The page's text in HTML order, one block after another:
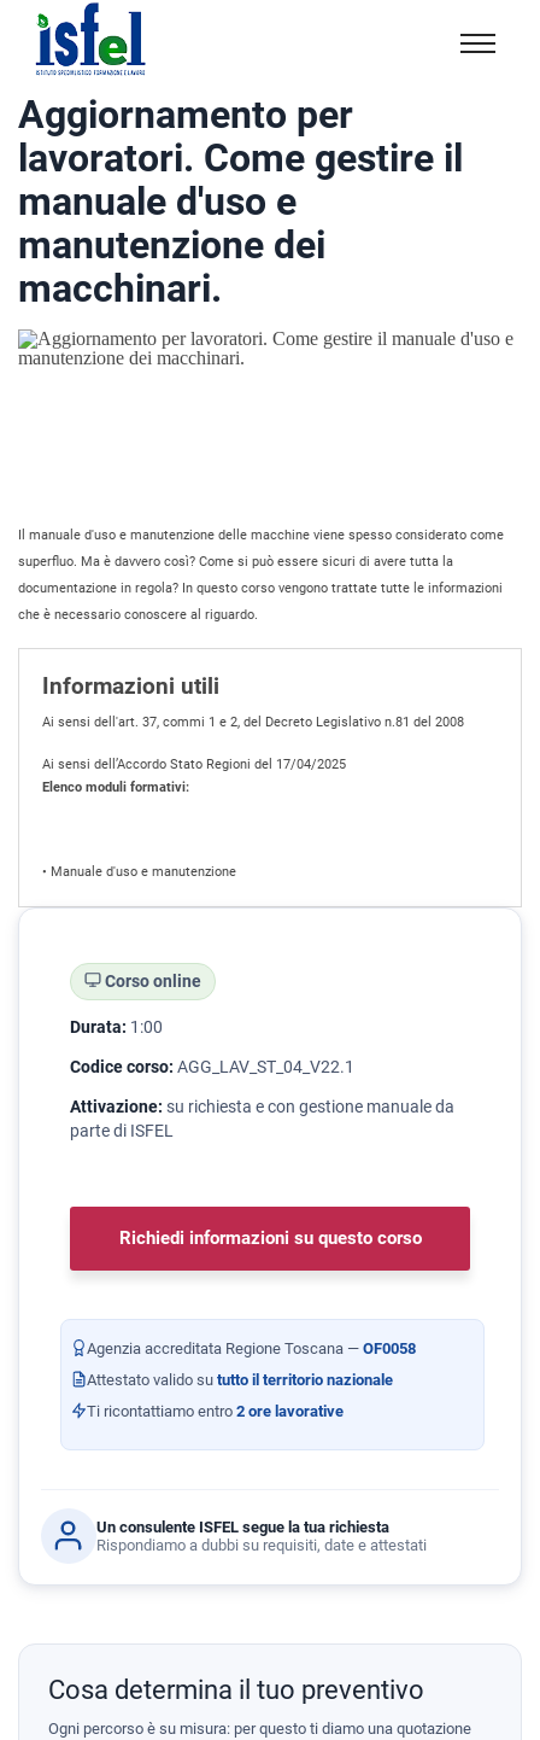
Isfel
Istituto
specialistico
formazione
e
lavoro
Aggiornamento per
lavoratori. Come gestire il
manuale d'uso e
manutenzione dei
macchinari.
Il manuale d'uso e manutenzione delle macchine viene spesso considerato come
superfluo. Ma è davvero così? Come si può essere sicuri di avere tutta la
documentazione in regola? In questo corso vengono trattate tutte le informazioni
che è necessario conoscere al riguardo.
Informazioni utili
Ai sensi dell'art. 37, commi 1 e 2, del Decreto Legislativo n.81 del 2008
Ai sensi dell’Accordo Stato Regioni del 17/04/2025
Elenco moduli formativi:
• Manuale d'uso e manutenzione
Corso online
Durata: 1:00
Codice corso: AGG_LAV_ST_04_V22.1
Attivazione: su richiesta e con gestione manuale da
parte di ISFEL
Richiedi informazioni su questo corso
Agenzia accreditata Regione Toscana — OF0058
Attestato valido su tutto il territorio nazionale
Ti ricontattiamo entro 2 ore lavorative
Un consulente ISFEL segue la tua richiesta
Rispondiamo a dubbi su requisiti, date e attestati
Cosa determina il tuo preventivo
Ogni percorso è su misura: per questo ti diamo una quotazione